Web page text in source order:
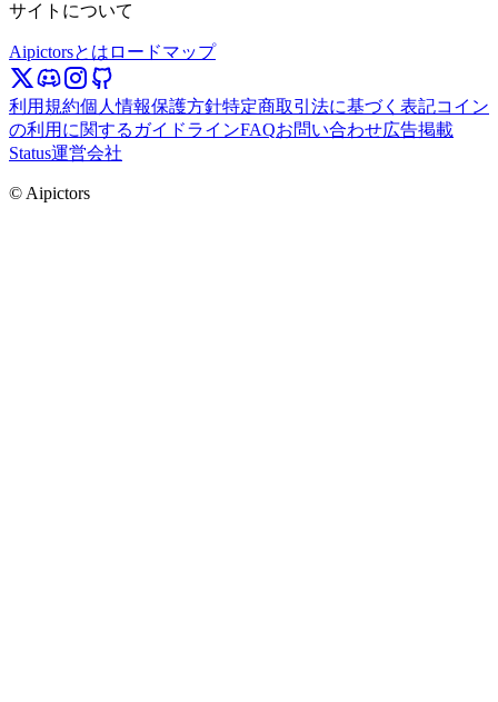
サイトについて
Aipictorsとは ロードマップ
利用規約個人情報保護方針特定商取引法に基づく表記コイン
の利用に関するガイドラインFAQお問い合わせ広告掲載
Status運営会社
© Aipictors